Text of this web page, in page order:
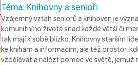
Téma: Knihovny a senioři
Vzájemný vztah seniorů a knihoven je
komunitního života snad každé větší či
tak mají k sobě blízko. Knihovny starším
ke knihám a informacím, ale též prostor,
vzdělávat a nalézt pomoc ve světě, jemuž